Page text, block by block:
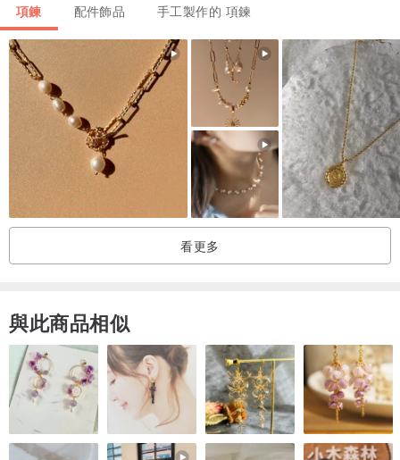
※ 僅粉色款為樹脂珍珠，其餘顏色皆為玻璃珍珠。
材質：各種玻璃珍珠 / 6mm / 日本製造，樹脂珍珠 / 粉色 / 日本製
造，聚酯纖維線材
五金：設計款鍊釦 / 插入式 / રhenium 鍍膜
尺寸：6mm / 總長約 42cm / 包含五金
※ 尺寸可能存在些微誤差。
※ 包裝說明：商品出貨時，將以 OPP 氣泡袋及緩衝材妥善包裝後，放
入小紙盒內，採簡易包裝。
※ 我們盡力以實物為準拍攝，但由於您的裝置及螢幕顯示差異，照片
的色澤與質感可能與實物略有不同。此外，各珍珠間可能存在細微的
項鍊 配件飾品 手工製作的 項鍊
看更多
與此商品相似